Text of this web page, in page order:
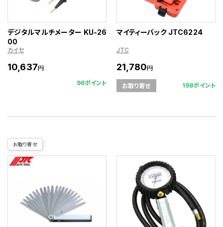
デジタルマルチメーター KU-26
00
カイセ
10,637円
96ポイント
マイティーバック JTC6224
JTC
21,780円
お取り寄せ 198ポイント
お取り寄せ